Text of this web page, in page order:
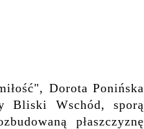
Dorota Ponińska
Bliski Wschód, sporą
płaszczyznę